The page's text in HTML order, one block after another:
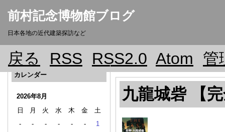
前村記念博物館ブログ
日本各地の近代建築探訪など
戻る RSS RSS2.0 Atom 管
カレンダー
2026年8月
日
月 火 水 木 金
土
-
- - - - -
1
九龍城砦 【